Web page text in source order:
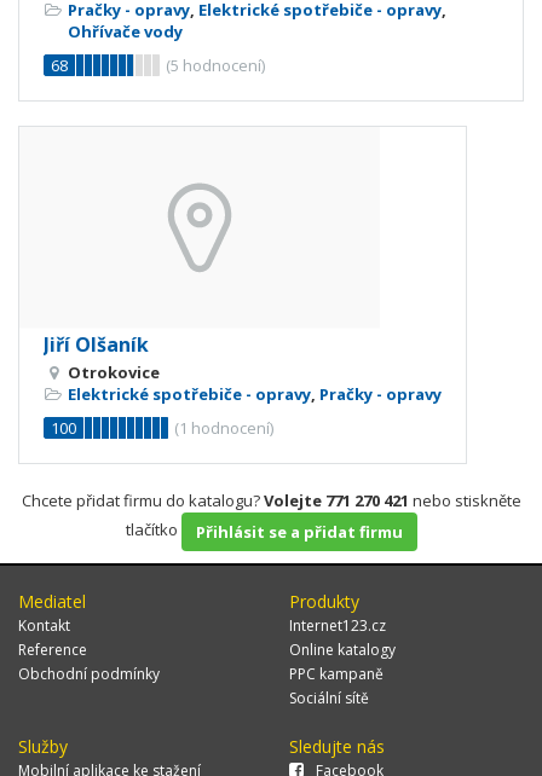
Pračky - opravy, Elektrické spotřebiče - opravy,
Ohřívače vody
68
(5 hodnocení)
Jiří Olšaník
Otrokovice
Elektrické spotřebiče - opravy, Pračky - opravy
100
(1 hodnocení)
Chcete přidat firmu do katalogu?Volejte 771 270 421 nebo stiskněte
tlačítko
Přihlásit se a přidat firmu
Mediatel
Kontakt
Reference
Obchodní podmínky
Produkty
Internet123.cz
Online katalogy
PPC kampaně
Sociální sítě
Služby
Mobilní aplikace ke stažení
Sledujte nás
Facebook